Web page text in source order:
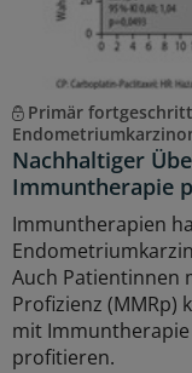
Primär
Nachhaltiger
Immuntherapie
Immuntherapien
Auch Patientinnen
Profizienz (MMRp)
mit
profitieren.